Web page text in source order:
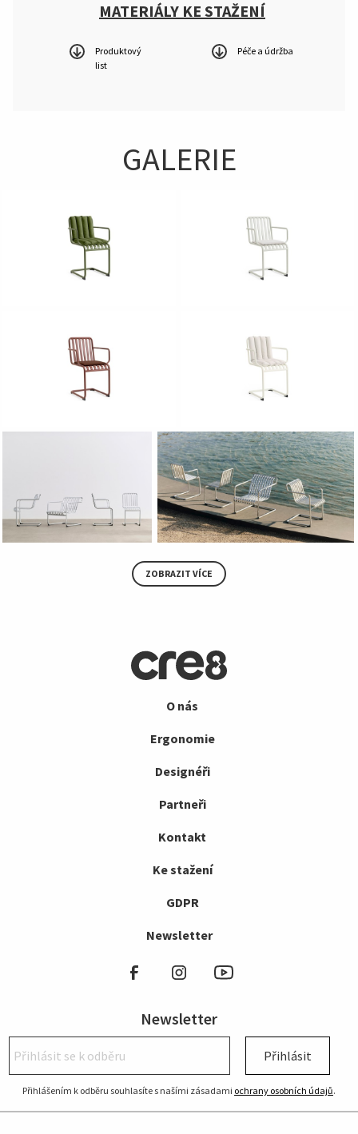
MATERIÁLY KE STAŽENÍ
Produktový
list
Péče a údržba
GALERIE
ZOBRAZIT VÍCE
O nás
Ergonomie
Designéři
Partneři
Kontakt
Ke stažení
GDPR
Newsletter
Newsletter
Přihlásit
Přihlášením k odběru souhlasíte s našími zásadami ochrany osobních údajů.